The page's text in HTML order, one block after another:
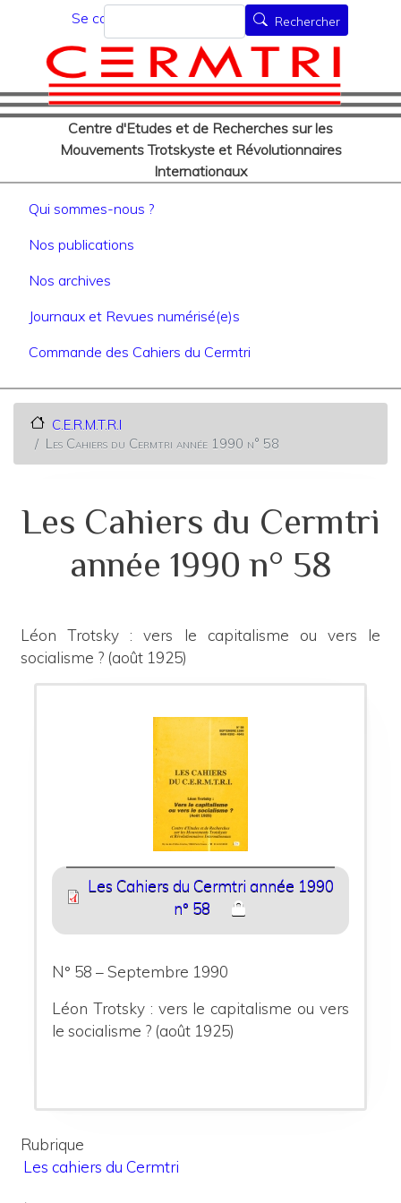
au
contenu
principal
Menu du compte de
Se connecter
Centre d'Etudes et de Recherches sur les
Mouvements Trotskyste et Révolutionnaires
Internationaux
Rechercher Rechercher
Navigation principale
Qui sommes-nous ?
Nos publications
Nos archives
Journaux et Revues numérisé(e)s
Commande des Cahiers du Cermtri
C.E.R.M.T.R.I
Les Cahiers du Cermtri année 1990 n° 58
Les Cahiers du Cermtri
année 1990 n° 58
Léon Trotsky : vers le capitalisme ou vers le
socialisme ? (août 1925)
Les Cahiers du Cermtri année 1990
n° 58
N° 58 – Septembre 1990
Léon Trotsky : vers le capitalisme ou vers
le socialisme ? (août 1925)
Rubrique
Les cahiers du Cermtri